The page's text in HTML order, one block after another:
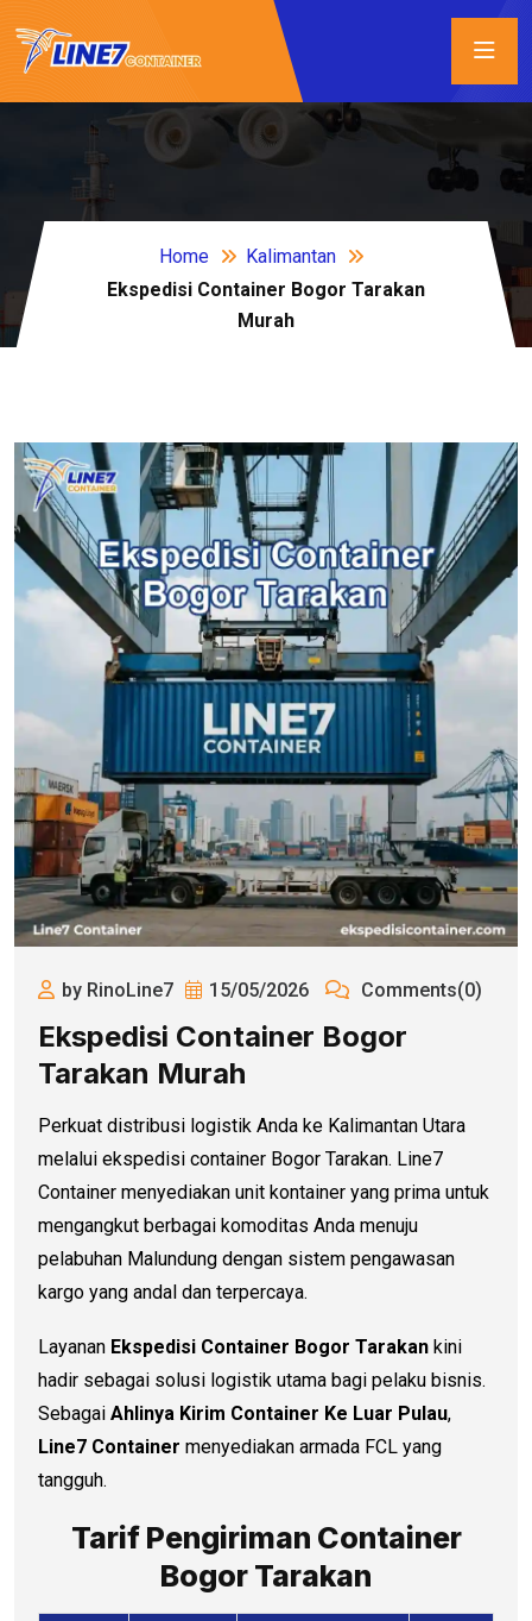
Home
Kalimantan
Ekspedisi Container Bogor Tarakan
Murah
by RinoLine7 15/05/2026 Comments(0)
Ekspedisi Container Bogor
Tarakan Murah
Perkuat distribusi logistik Anda ke Kalimantan Utara
melalui ekspedisi container Bogor Tarakan. Line7
Container menyediakan unit kontainer yang prima untuk
mengangkut berbagai komoditas Anda menuju
pelabuhan Malundung dengan sistem pengawasan
kargo yang andal dan terpercaya.
Layanan Ekspedisi Container Bogor Tarakan kini
hadir sebagai solusi logistik utama bagi pelaku bisnis.
Sebagai Ahlinya Kirim Container Ke Luar Pulau,
Line7 Container menyediakan armada FCL yang
tangguh.
Tarif Pengiriman Container
Bogor Tarakan